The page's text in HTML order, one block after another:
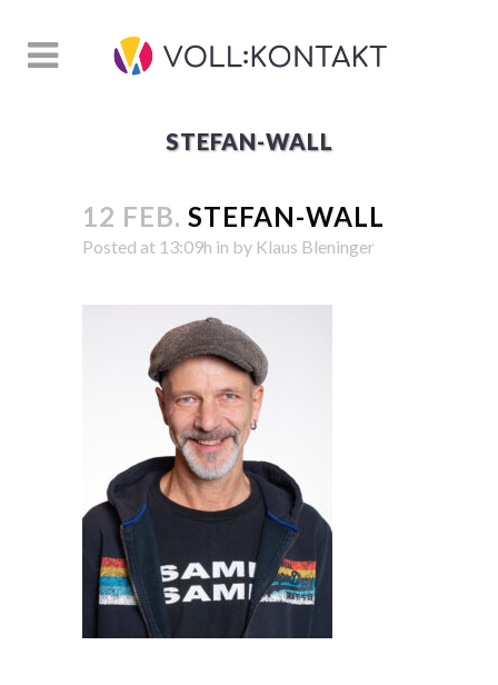
STEFAN-WALL
12 FEB. STEFAN-WALL
Posted at 13:09h in by Klaus Bleninger